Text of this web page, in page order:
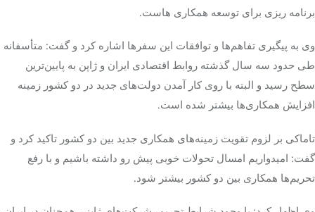
برنامه ریزی برای توسعه همکاری هاست.
وی به پیگیری تفاهم‌ها و توافقات این سفرها اشاره کرد و گفت: متأسفانه
طی حدود سه سال گذشته روابط اقتصادی ایران و ژاپن به پایین‌ترین
سطح رسید و البته با روی کار آمدن دولت‌های جدید در دو کشور زمینه
افزایش همکاری‌ها بیشتر شده است.
تاماکی بر لزوم تقویت زمینه‌های همکاری جدید بین دو کشور تاکید کرد و
گفت: امیدواریم امسال تحولات خوبی پیش رو داشته باشیم و با رفع
تحریم‌ها همکاری بین دو کشور بیشتر شود.